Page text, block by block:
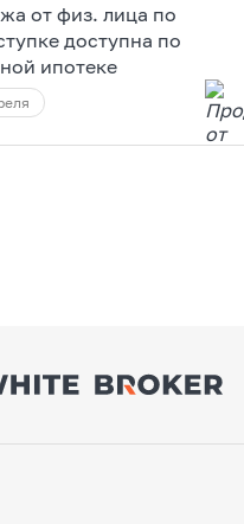
от физ. лица по
доступна по
ипотеке